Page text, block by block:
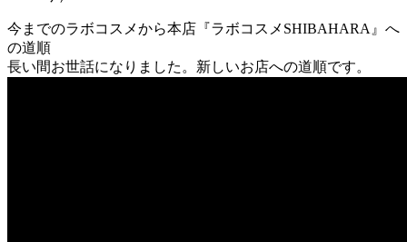
今までのラボコスメから本店『ラボコスメSHIBAHARA』へ
の道順
長い間お世話になりました。新しいお店への道順です。